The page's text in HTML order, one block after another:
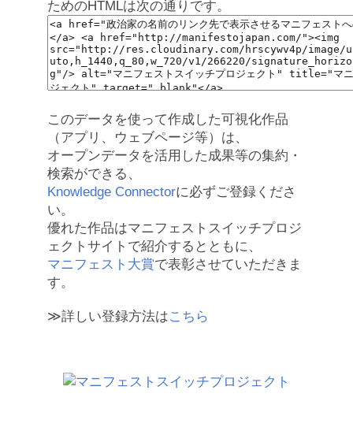
ためのHTMLは次の通りです。
このデータを使って作成した可視化作品
（アプリ、ウェブページ等）は、
オープンデータを活用した成果等の集約・
検索ができる、
Knowledge Connectorに必ずご登録くださ
い。
優れた作品はマニフェストスイッチプロジ
ェクトサイトで紹介するとともに、
マニフェスト大賞で表彰させていただきま
す。
≫詳しい登録方法はこちら